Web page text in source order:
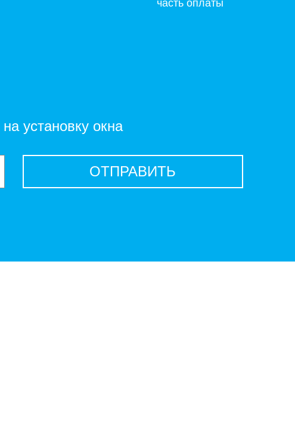
часть оплаты
на установку окна
ОТПРАВИТЬ